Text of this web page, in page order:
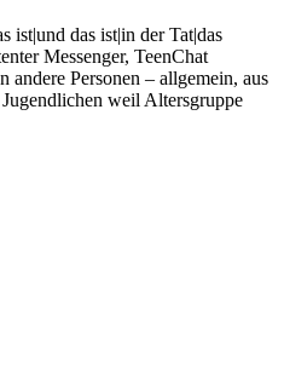
ist|und das ist|in der Tat|das
Messenger, TeenChat
Personen – allgemein, aus
weil Altersgruppe